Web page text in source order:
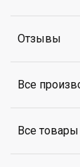
Отзывы
Все
Все товары